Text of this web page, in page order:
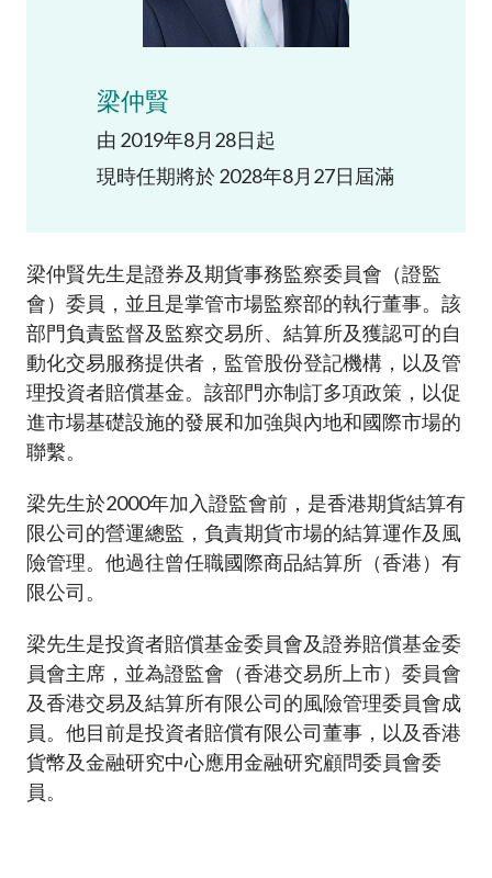
梁仲賢
由 2019年8月28日起
現時任期將於 2028年8月27日屆滿
梁仲賢先生是證券及期貨事務監察委員會（證監
會）委員，並且是掌管市場監察部的執行董事。該
部門負責監督及監察交易所、結算所及獲認可的自
動化交易服務提供者，監管股份登記機構，以及管
理投資者賠償基金。該部門亦制訂多項政策，以促
進市場基礎設施的發展和加強與內地和國際市場的
聯繫。
梁先生於2000年加入證監會前，是香港期貨結算有
限公司的營運總監，負責期貨市場的結算運作及風
險管理。他過往曾任職國際商品結算所（香港）有
限公司。
梁先生是投資者賠償基金委員會及證券賠償基金委
員會主席，並為證監會（香港交易所上市）委員會
及香港交易及結算所有限公司的風險管理委員會成
員。他目前是投資者賠償有限公司董事，以及香港
貨幣及金融研究中心應用金融研究顧問委員會委
員。